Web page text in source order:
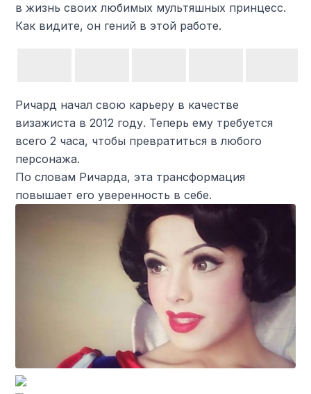
в жизнь своих любимых мультяшных принцесс.
Как видите, он гений в этой работе.
Ричард начал свою карьеру в качестве
визажиста в 2012 году. Теперь ему требуется
всего 2 часа, чтобы превратиться в любого
персонажа.
По словам Ричарда, эта трансформация
повышает его уверенность в себе.